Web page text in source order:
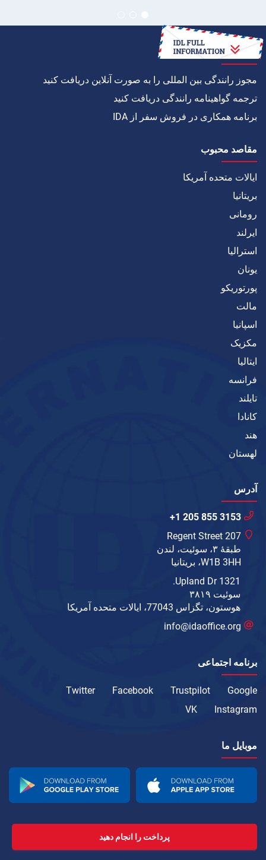
چگونه به
مجوز رانندگی بین المللی را به صورت آنلاین دریافت کنید
ترجمه گواهینامه رانندگی دریافت کنید
برنامه همکاری در فروش سفر از IDA
مقاصد محبوب
ایالات متحده آمریکا
بریتانیا
رومانی
ایرلند
استرالیا
یونان
پورتوریکو
مالت
اسپانیا
مکزیک
ایتالیا
فرانسه
تایلند
کانادا
هند
لهستان
آدرس
+1 205 855 3153
207 Regent Street
طبقهٔ ۳، سوئیت، لندن
W1B 3HH، بریتانیا
1321 Upland Dr.
سوئیت ۳۸۱۹
هوستون، تگزاس 77043، ایالات متحده آمریکا
info@idaoffice.org
برنامه اجتماعی
Google
Trustpilot
Facebook
Twitter
Instagram
VK
موبایل ما
پرداخت را انجام دهید